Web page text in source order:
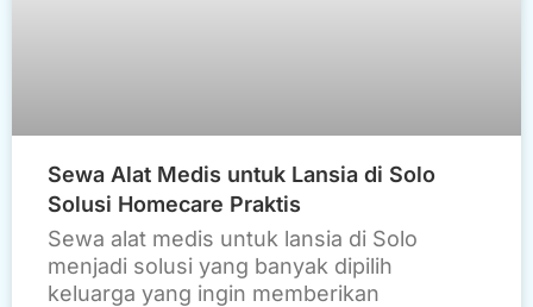
Sewa Alat Medis untuk Lansia di Solo
Solusi Homecare Praktis
Sewa alat medis untuk lansia di Solo
menjadi solusi yang banyak dipilih
keluarga yang ingin memberikan